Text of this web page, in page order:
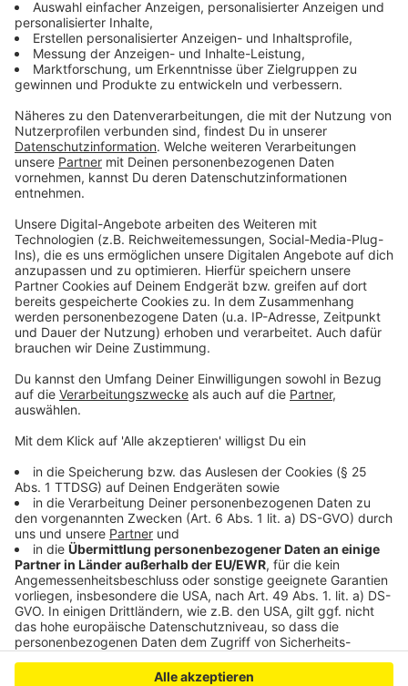
Anzeige
perMailoder über dieSeite der Malteser.
Kölsche Hätz:Hier werden "Nachbarn an Nachbarn"
vermittelt. Zum Beispiel als Gesprächspartner oder als
Unternehmungen. Kölsch Hätz-Standorte gibt es in 13
Kölner Stadtteilen.www.koelschhaetz-im-veedel.de
SeniorenNetzwerke der Veedel: Gibt es mittlerweile
seit 20 Jahren. Unter diesem
Sammlung der Netzwerke der einzelnen Veedel.
Freizeit-Tandems:Vermittelt wird Freizeitbegleitung
für Jedermann und -frau!https://freizeit-tandems.de/
Silbernetz-Telefon:Geschaltet für jeden ab 60
Jahren, der einfach mal reden will. Bundesweit,
kostenlos, anonym und vertraulich. Rufnummer: 0800 -
4 70 80 90 (täglich von 8 Uhr bis 22 Uhr).
www.silbernetz.org
Anzeige
Anzeige